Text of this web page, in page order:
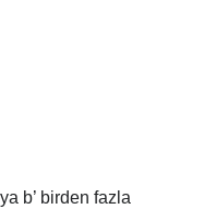
b’ birden fazla